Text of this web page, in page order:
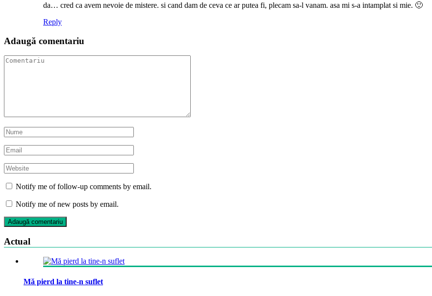
da… cred ca avem nevoie de mistere. si cand dam de ceva ce ar putea fi, plecam sa-l vanam. asa mi s-a intamplat si mie. 🙂
Reply
Adaugă comentariu
Notify me of follow-up comments by email.
Notify me of new posts by email.
Actual
Mă pierd la tine-n suflet